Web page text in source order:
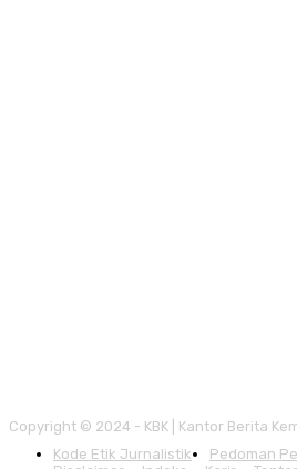
Copyright © 2024 - KBK | Kantor Berita
Kode Etik Jurnalistik
Pedoman